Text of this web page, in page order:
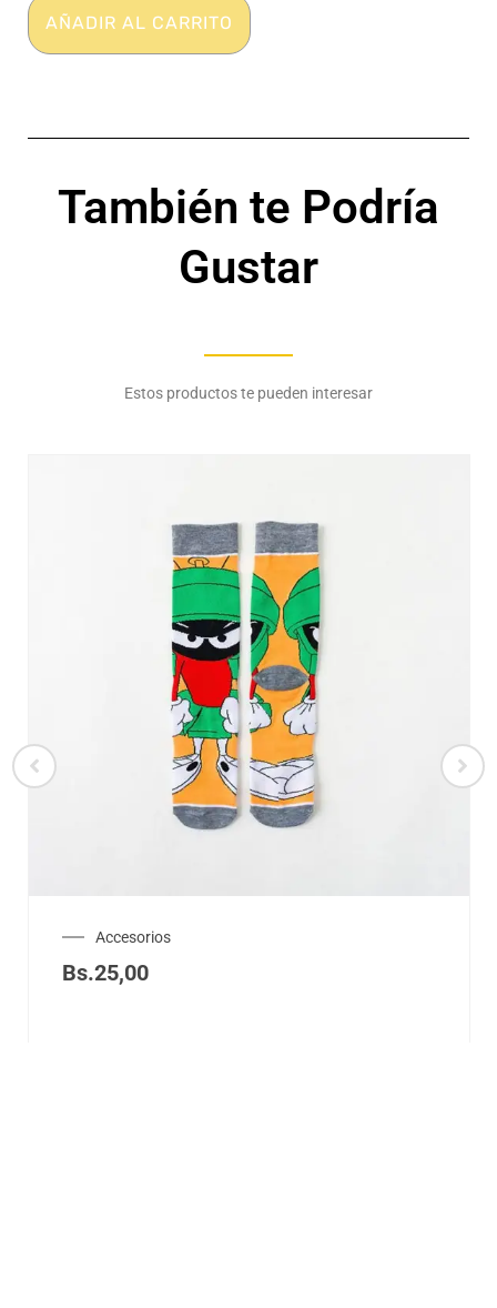
Canilla
AÑADIR AL CARRITO
También te Podría
Gustar
Estos productos te pueden interesar
Accesorios
Bs.25,00